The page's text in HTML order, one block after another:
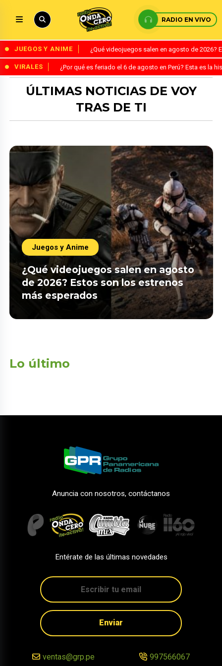
RADIO EN VIVO
JUEGOS Y ANIME ¿Qué videojuegos salen en agosto de
VIRALES ¿Por qué es feriado el 6 de agosto en Perú? Esta es la
ÚLTIMAS NOTICIAS DE VOY
TRAS DE TI
Juegos y Anime
¿Qué videojuegos salen en agosto
de 2026? Estos son los estrenos
más esperados
Lo último
Anuncia con nosotros, contáctanos
Entérate de las últimas novedades
Enviar
ventas@grp.pe 997566067